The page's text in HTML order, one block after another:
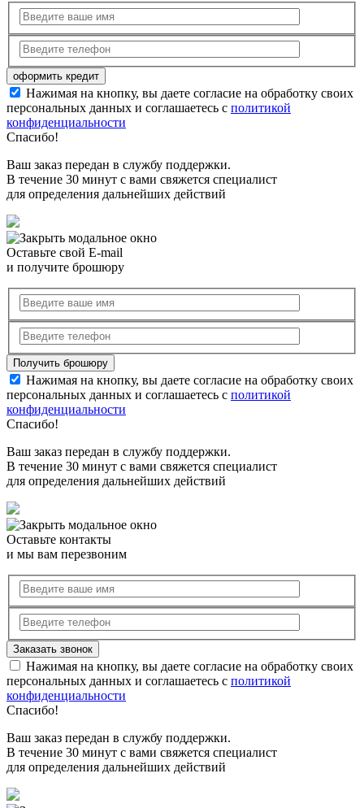
Нажимая на кнопку, вы даете согласие на обработку своих
персональных данных и соглашаетесь с политикой
конфиденциальности
Спасибо!
Ваш заказ передан в службу поддержки.
В течение 30 минут с вами свяжется специалист
для определения дальнейших действий
Оставьте свой E-mail
и получите брошюру
Нажимая на кнопку, вы даете согласие на обработку своих
персональных данных и соглашаетесь с политикой
конфиденциальности
Спасибо!
Ваш заказ передан в службу поддержки.
В течение 30 минут с вами свяжется специалист
для определения дальнейших действий
Оставьте контакты
и мы вам перезвоним
Нажимая на кнопку, вы даете согласие на обработку своих
персональных данных и соглашаетесь с политикой
конфиденциальности
Спасибо!
Ваш заказ передан в службу поддержки.
В течение 30 минут с вами свяжется специалист
для определения дальнейших действий